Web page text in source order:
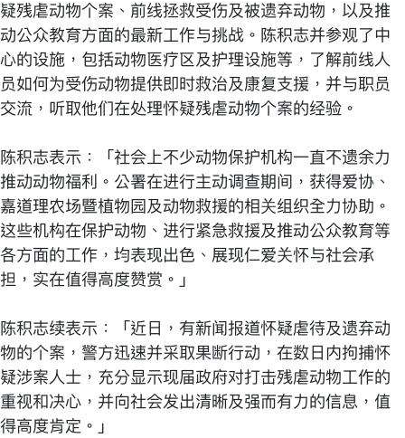
疑残虐动物个案、前线拯救受伤及被遗弃动物，以及推
动公众教育方面的最新工作与挑战。陈积志并参观了中
心的设施，包括动物医疗区及护理设施等，了解前线人
员如何为受伤动物提供即时救治及康复支援，并与职员
交流，听取他们在处理怀疑残虐动物个案的经验。
陈积志表示：「社会上不少动物保护机构一直不遗余力
推动动物福利。公署在进行主动调查期间，获得爱协、
嘉道理农场暨植物园及动物救援的相关组织全力协助。
这些机构在保护动物、进行紧急救援及推动公众教育等
各方面的工作，均表现出色、展现仁爱关怀与社会承
担，实在值得高度赞赏。」
陈积志续表示：「近日，有新闻报道怀疑虐待及遗弃动
物的个案，警方迅速并采取果断行动，在数日内拘捕怀
疑涉案人士，充分显示现届政府对打击残虐动物工作的
重视和决心，并向社会发出清晰及强而有力的信息，值
得高度肯定。」